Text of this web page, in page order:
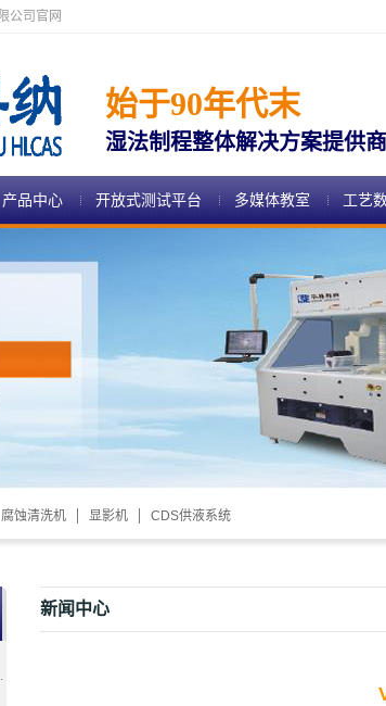
公司官网
始于90年代末
湿法制程整体解决方案提供商
产品中心 开放式测试平台 多媒体教室 工艺
腐蚀清洗机 显影机 CDS供液系统
新闻中心